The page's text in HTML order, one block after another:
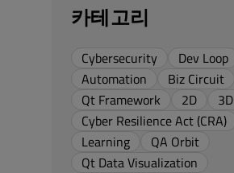
카테고리
Cybersecurity
Dev Loop
Automation
Biz Circuit
Qt Framework
2D
3D
Cyber Resilience Act (CRA)
Learning
QA Orbit
Qt Data Visualization